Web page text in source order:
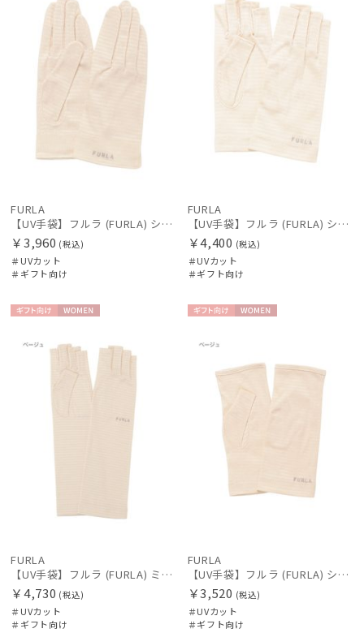
FURLA
【UV手袋】フルラ (FURLA) ショート ＵＶ手袋 ロゴ刺繍 5本指
￥3,960 (税込)
＃UVカット
＃ギフト向け
FURLA
【UV手袋】フルラ (FURLA) ショート ＵＶ手袋 ロゴ刺繍 指切り
￥4,400 (税込)
＃UVカット
＃ギフト向け
向け
N
FURLA
【UV手袋】フルラ (FURLA) ミディアム ＵＶ手袋 ロゴ刺繍 指切り
￥4,730 (税込)
＃UVカット
＃ギフト向け
向け
FURLA
【UV手袋】フルラ (FURLA) ショート ＵＶ手袋 ロゴ刺繍 指無し
￥3,520 (税込)
＃UVカット
＃ギフト向け